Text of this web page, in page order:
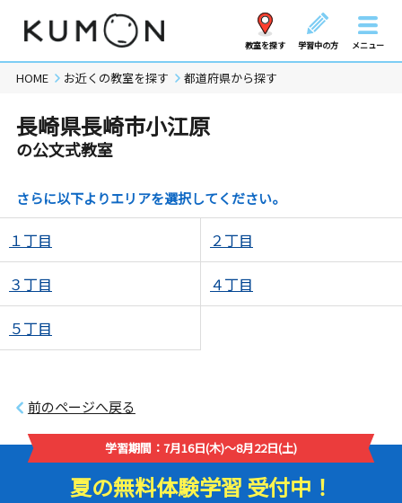
教室を探す 学習中の方 メニュー
HOME お近くの教室を探す 都道府県から探す
長崎県長崎市小江原
の公文式教室
さらに以下よりエリアを選択してください。
１丁目 ２丁目
３丁目 ４丁目
５丁目
前のページへ戻る
学習期間：7月16日(木)～8月22日(土)
夏の無料体験学習 受付中！